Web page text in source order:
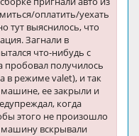
оплатить/уехать
тут выяснилось, что
Загнали в
что-нибудь с
пробовал получилось
в режиме valet), и так
ее закрыли и
когда
этого не произошло
машину вскрывали